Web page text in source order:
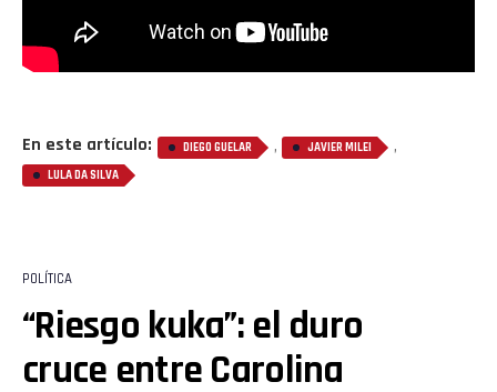
En este artículo: DIEGO GUELAR , JAVIER MILEI ,
LULA DA SILVA
POLÍTICA
“Riesgo kuka”: el duro
cruce entre Carolina